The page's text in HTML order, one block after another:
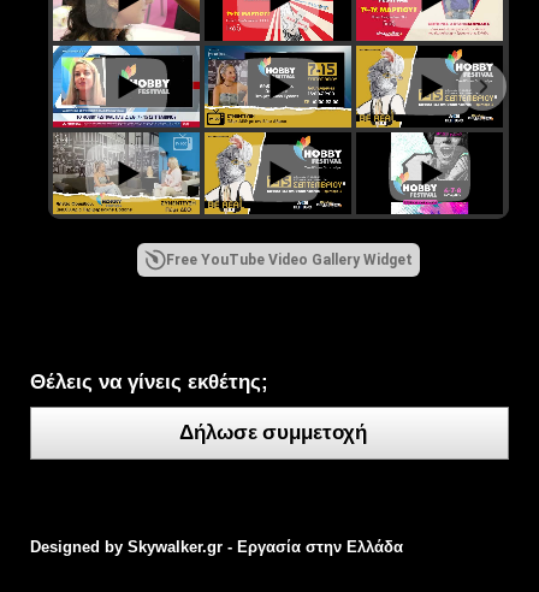
Free YouTube Video Gallery Widget
Θέλεις να γίνεις εκθέτης;
Δήλωσε συμμετοχή
Designed by Skywalker.gr - Εργασία στην Ελλάδα